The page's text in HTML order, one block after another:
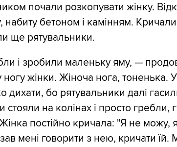
почали розкопувати жінку.
бетоном і камінням.
ще рятувальники.
і зробили маленьку яму, —
ногу жінки. Жіноча нога, тоненька.
дихати, бо рятувальники далі
стояли на колінах і просто гребли,
постійно кричала: "Я не можу,
мені говорити з нею, кричати їй.